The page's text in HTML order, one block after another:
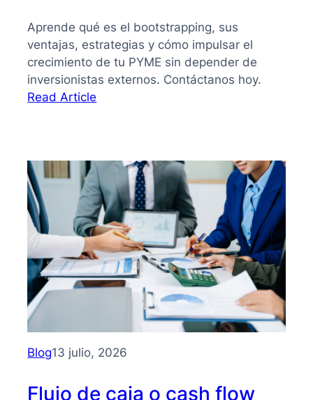
Aprende qué es el bootstrapping, sus
ventajas, estrategias y cómo impulsar el
crecimiento de tu PYME sin depender de
inversionistas externos. Contáctanos hoy.
Read Article
y
cómo
hacer
crecer
tu
PYME
sin
depender
inversionistas
Blog13 julio, 2026
Flujo de caja o cash flow